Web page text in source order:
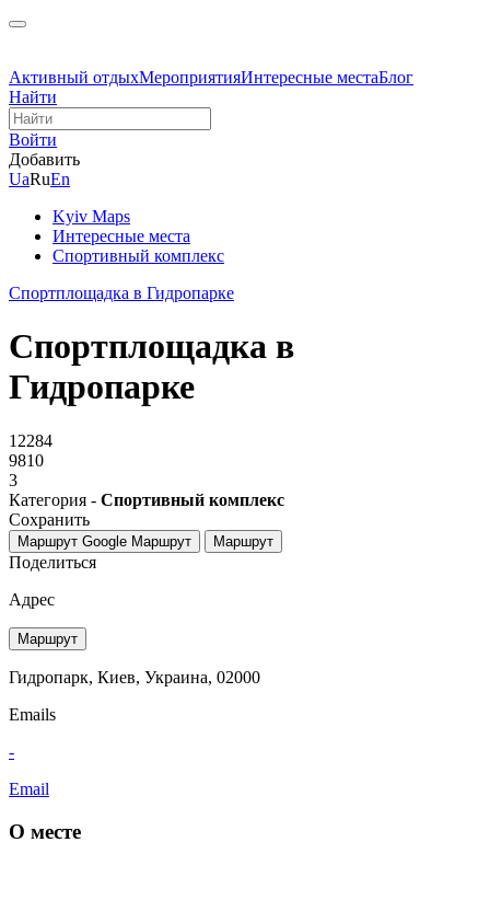
Активный отдыхМероприятияИнтересные местаБлог
Найти
Войти
Добавить
UaRuEn
Kyiv Maps
Интересные места
Спортивный комплекс
Спортплощадка в Гидропарке
Спортплощадка в
Гидропарке
12284
9810
3
Категория - Спортивный комплекс
Сохранить
Маршрут Google Маршрут Маршрут
Поделиться
Адрес
Маршрут
Гидропарк, Киев, Украина, 02000
Emails
-
Email
О месте